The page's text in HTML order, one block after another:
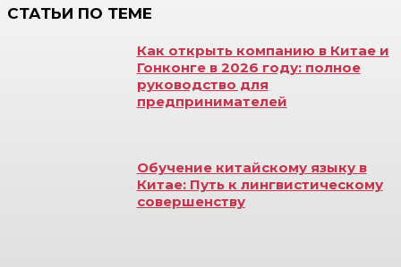
СТАТЬИ ПО ТЕМЕ
Как открыть компанию в Китае и
Гонконге в 2026 году: полное
руководство для
предпринимателей
Обучение китайскому языку в
Китае: Путь к лингвистическому
совершенству